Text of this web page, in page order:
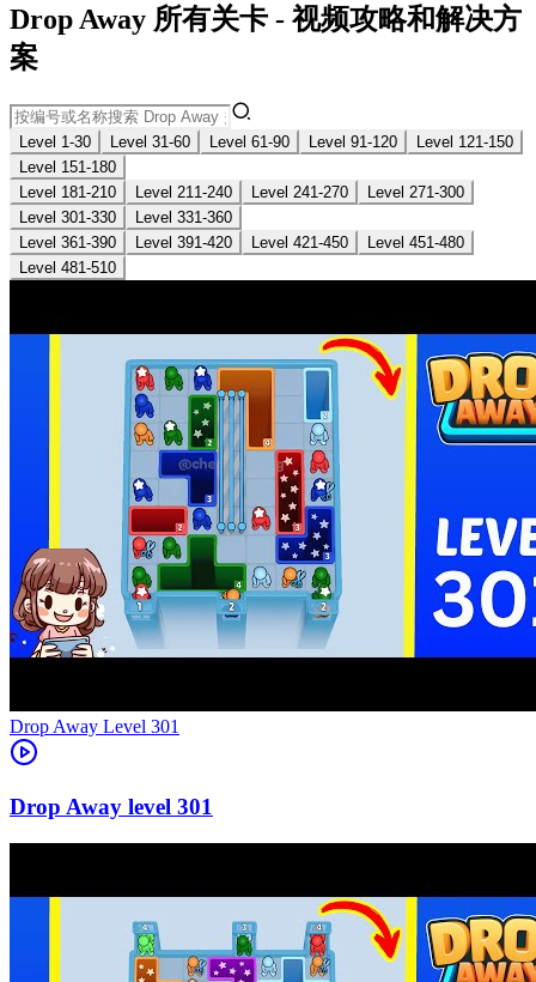
Drop Away 所有关卡 - 视频攻略和解决方
案
Level 1-30 Level 31-60 Level 61-90 Level 91-120
Level 121-150
Level 151-180
Level 181-210
Level 211-240 Level 241-270
Level 271-300
Level 301-330
Level 331-360
Level 361-390
Level 391-420 Level 421-450
Level 451-480
Level 481-510
Level 301
301